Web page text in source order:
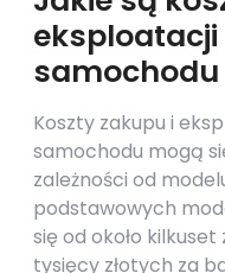
samochodu
Koszty zakupu i
samochodu mogą
zależności od
podstawowych
się od około
tysięcy złotych za